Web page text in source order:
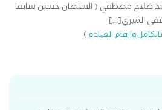
صلاح مصطفي ( السلطان حسين سابقا
الميري[...]
وارقام العيادة)